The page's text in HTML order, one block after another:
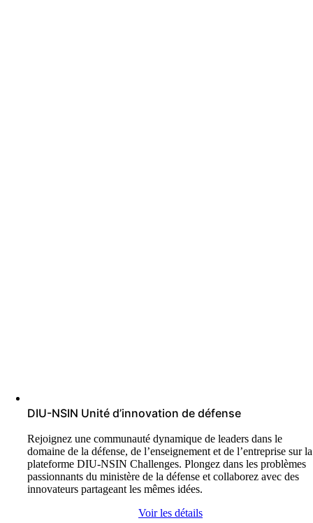
DIU-NSIN Unité d’innovation de défense
Rejoignez une communauté dynamique de leaders dans le
domaine de la défense, de l’enseignement et de l’entreprise sur la
plateforme DIU-NSIN Challenges. Plongez dans les problèmes
passionnants du ministère de la défense et collaborez avec des
innovateurs partageant les mêmes idées.
Voir les détails